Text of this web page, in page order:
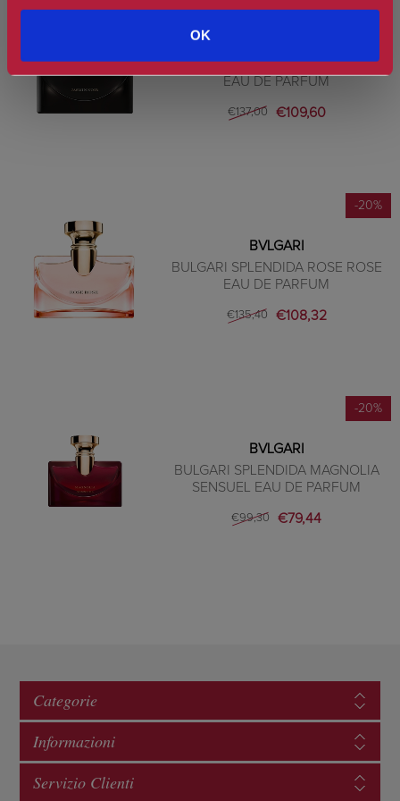
OK
BULGARI SPLENDIDA JASMIN NOIR
EAU DE PARFUM
€137,00 €109,60
-20%
BVLGARI
BULGARI SPLENDIDA ROSE ROSE
EAU DE PARFUM
€135,40 €108,32
-20%
BVLGARI
BULGARI SPLENDIDA MAGNOLIA
SENSUEL EAU DE PARFUM
€99,30 €79,44
Categorie
Informazioni
Servizio Clienti